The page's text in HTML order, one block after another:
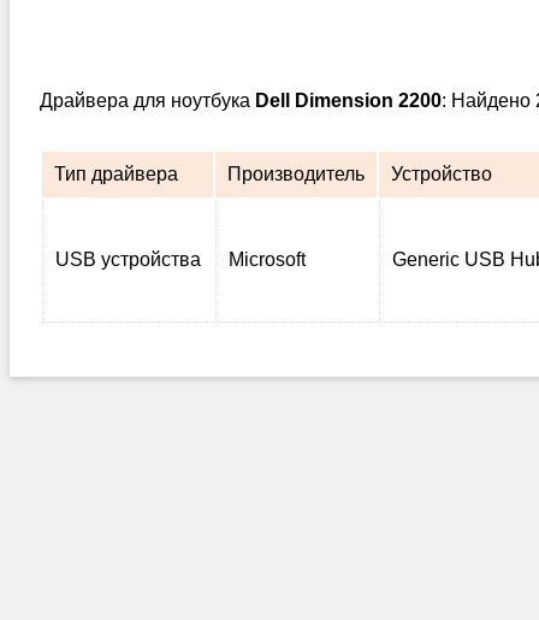
Драйвера для ноутбука Dell Dimension 2200: Найдено
Тип драйвера Производитель Устройство
USB устройства Microsoft Generic USB